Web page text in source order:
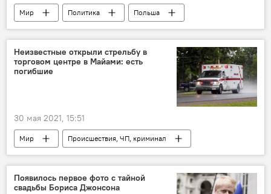
Мир Политика
Польша
Грузия
Южная Осетия
Россия
Колумнисты
Неизвестные открыли стрельбу в
торговом центре в Майами: есть
погибшие
30 мая 2021, 15:51
Мир
Происшествия, ЧП, криминал
США
стрельба
Появилось первое фото с тайной
свадьбы Бориса Джонсона